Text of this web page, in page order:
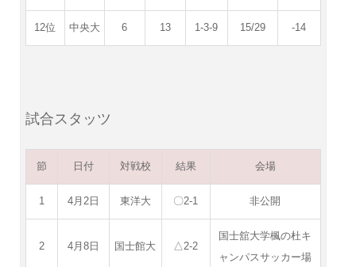
12位 中央大 6 13 1-3-9 15/29 -14
試合スタッツ
節 日付 対戦校 結果 会場
1 4月2日 東洋大 〇2-1 非公開
2 4月8日 国士館大 △2-2
国士舘大学楓の杜キ
ャンパスサッカー場